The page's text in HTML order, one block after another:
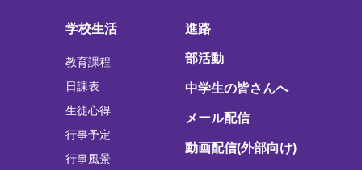
学校生活
教育課程
日課表
生徒心得
行事予定
行事風景
進路
部活動
中学生の皆さんへ
メール配信
動画配信(外部向け)